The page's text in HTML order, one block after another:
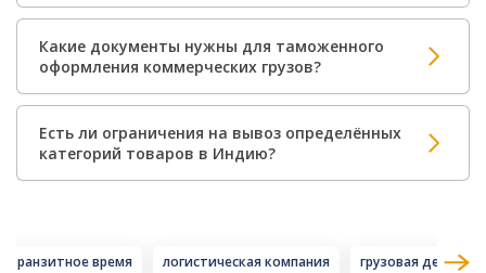
Какие документы нужны для таможенного
оформления коммерческих грузов?
Есть ли ограничения на вывоз определённых
категорий товаров в Индию?
транзитное время логистическая компания грузовая